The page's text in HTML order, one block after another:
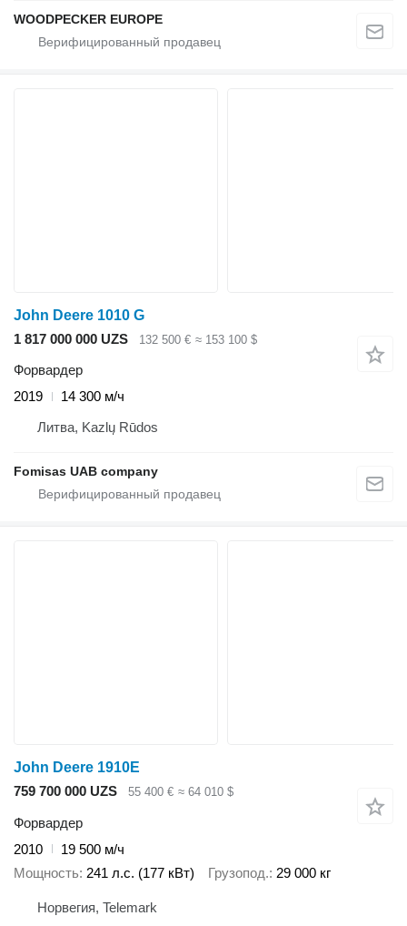
WOODPECKER EUROPE
John Deere 1010 G
1 817 000 000 UZS
132 500 € ≈ 153 100 $
Форвардер
2019
14 300 м/ч
Литва, Kazlų Rūdos
Fomisas UAB company
John Deere 1910E
759 700 000 UZS
55 400 € ≈ 64 010 $
Форвардер
2010
19 500 м/ч
Мощность 241 л.с. (177 кВт) Грузопод. 29 000 кг
Норвегия, Telemark